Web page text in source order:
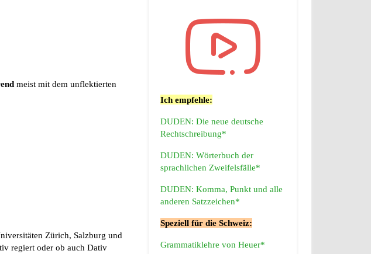
meist mit dem unflektierten
Zürich, Salzburg und
regiert oder ob auch Dativ
Ich empfehle:
DUDEN: Die neue deutsche
Rechtschreibung*
DUDEN: Wörterbuch der
sprachlichen Zweifelsfälle*
DUDEN: Komma, Punkt und alle
anderen Satzzeichen*
Speziell für die Schweiz:
Grammatiklehre von Heuer*